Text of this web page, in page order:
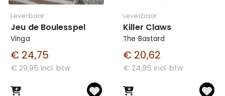
Leverbaar
Jeu de Boulesspel
Vinga
€ 24,75
€ 29,95 incl. btw
Leverbaar
Killer Claws
The Bastard
€ 20,62
€ 24,95 incl. btw